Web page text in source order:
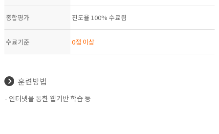
종합평가 진도율 100% 수료됨
수료기준 0점 이상
훈련방법
- 인터넷을 통한 웹기반 학습 등